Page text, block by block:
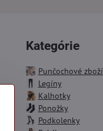
Kategórie
Punčochové zboží
Legíny
Kalhotky
Ponožky
Podkolenky